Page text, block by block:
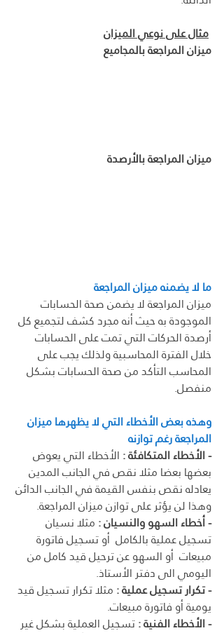
مثال على نوعي الميزان
ميزان المراجعة بالمجاميع
ميزان المراجعة بالأرصدة
ما لا يضمنه ميزان المراجعة
ميزان المراجعة لا يضمن صحة الحسابات
الموجودة به حيث أنه مجرد كشف لتجميع كل
أرصدة الحركات التي تمت على الحسابات
خلال الفترة المحاسبية ولذلك يجب على
المحاسب التأكد من صحة الحسابات بشكل
منفصل.
وهذه بعض الأخطاء التي لا يظهرها ميزان
المراجعة رغم توازنه
- الأخطاء المتكافئة: الأخطاء التي يعوض
بعضها بعضا مثلا نقص في الجانب المدين
يعادله نقص بنفس القيمة في الجانب الدائن
وهذا لن يؤثر على توازن ميزان المراجعة.
- أخطاء السهو والنسيان : مثلا نسيان
تسجيل عملية بالكامل  أو تسجيل فاتورة
مبيعات  أو السهو عن ترحيل قيد كامل من
اليومي الى دفتر الأستاذ.
- تكرار تسجيل عملية : مثلا تكرار تسجيل قيد
يومية أو فاتورة مبيعات.
- الأخطاء الفنية : تسجيل العملية بشكل غير